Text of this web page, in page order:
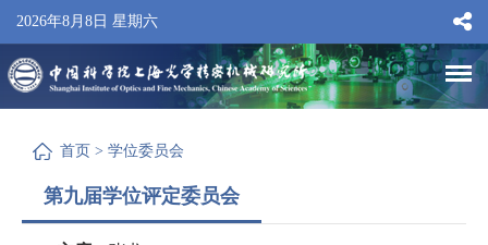
2026年8月8日 星期六
首页 > 学位委员会
第九届学位评定委员会